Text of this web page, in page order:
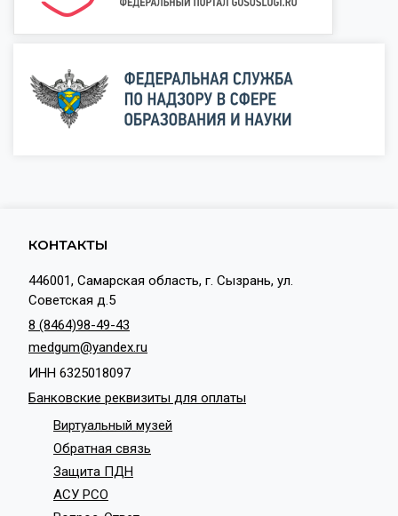
КОНТАКТЫ
446001, Самарская область, г. Сызрань, ул.
Советская д.5
8 (8464)98-49-43
medgum@yandex.ru
ИНН 6325018097
Банковские реквизиты для оплаты
Виртуальный музей
Обратная связь
Защита ПДН
АСУ РСО